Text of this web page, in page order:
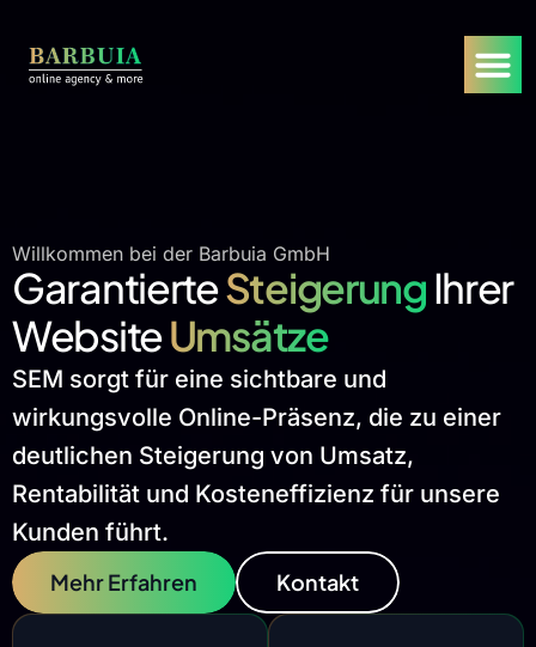
Willkommen bei der Barbuia GmbH
GarantierteSteigerungIhrer
WebsiteUmsätze
SEM sorgt für eine sichtbare und
wirkungsvolle Online-Präsenz, die zu einer
deutlichen Steigerung von Umsatz,
Rentabilität und Kosteneffizienz für unsere
Kunden führt.
Mehr Erfahren Kontakt